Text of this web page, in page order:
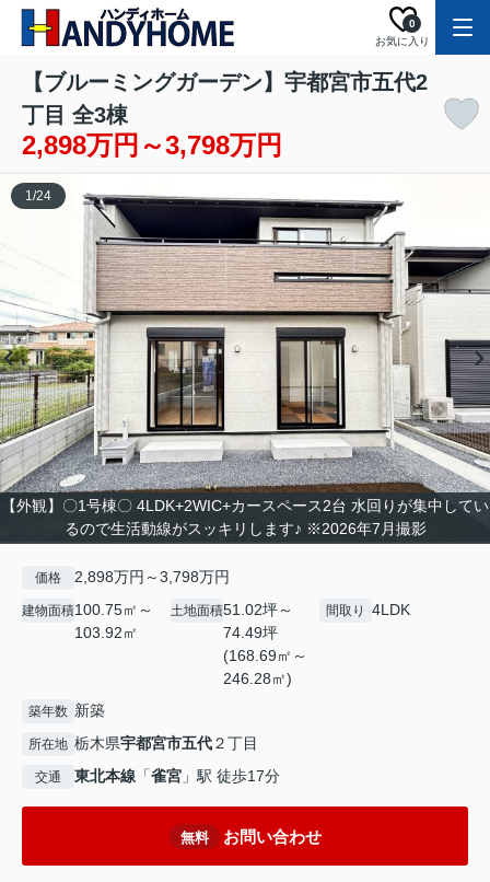
お気に入り
0
【ブルーミングガーデン】宇都宮市五代2
丁目 全3棟
2,898万円～3,798万円
【外観】〇1号棟〇 4LDK+2WIC+カースペース2台 水回りが集中してい
るので生活動線がスッキリします♪ ※2026年7月撮影
1/24
価格 2,898万円～3,798万円
建物面積100.75㎡～
103.92㎡
土地面積51.02坪～
74.49坪
(168.69㎡～
246.28㎡)
間取り 4LDK
築年数 新築
所在地 栃木県宇都宮市五代２丁目
交通 東北本線 「雀宮 」駅 徒歩17分
無料 お問い合わせ